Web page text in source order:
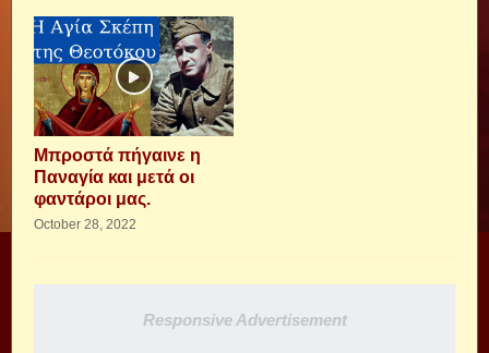
Μπροστά πήγαινε η
Παναγία και μετά οι
φαντάροι μας.
October 28, 2022
Responsive Advertisement